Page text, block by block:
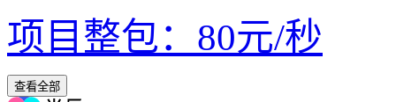
项目整包： 80元/秒
查看全部